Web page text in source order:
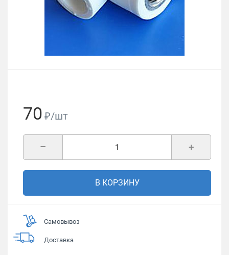
70 ₽/шт
+
–
В КОРЗИНУ
Самовывоз
Доставка